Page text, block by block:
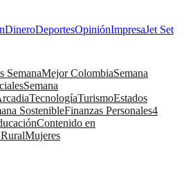
DineroDeportesOpiniónImpresaJet Set
SemanaMejor ColombiaSemana
Semana
TecnologíaTurismoEstados
SostenibleFinanzas Personales4
Contenido en
Mujeres